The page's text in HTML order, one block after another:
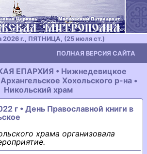
2026 г., ПЯТНИЦА, (25 июля ст.)
ПОЛНАЯ ВЕРСИЯ САЙТА
ЕПАРХИЯ • Нижнедевицкое
Хохольского р-на •
Никольский храм
г • День Православной книги в
храма организовала